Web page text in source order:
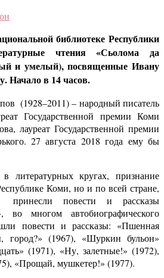
библиотеке Республики
чтения «Сьолома да
и умелый), посвященные Ивану
Начало в 14 часов.
(1928–2011) – народный писатель
Государственной премии Коми
лауреат Государственной премии
27 августа 2018 года ему бы
литературных кругах, признание
Коми, но и по всей стране,
принесли повести и рассказы
во многом автобиографического
повести и рассказы: «Пшенная
город?» (1967), «Шуркин бульон»
(1971), «Ну, залетные!» (1972),
«Прощай, мушкетер!» (1977).